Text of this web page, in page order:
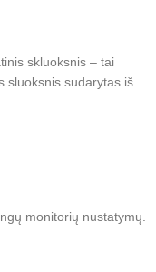
skluoksnis – tai
sluoksnis sudarytas iš
monitorių nustatymų.